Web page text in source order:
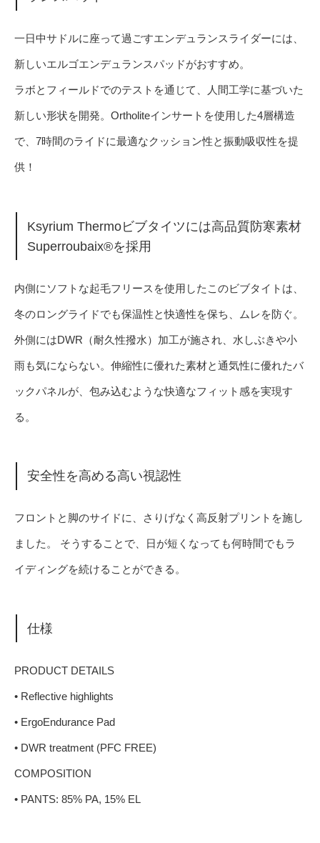
一日中サドルに座って過ごすエンデュランスライダーには、
新しいエルゴエンデュランスパッドがおすすめ。
ラボとフィールドでのテストを通じて、人間工学に基づいた
新しい形状を開発。Ortholiteインサートを使用した4層構造
で、7時間のライドに最適なクッション性と振動吸収性を提
供！
Ksyrium Thermoビブタイツには高品質防寒素材
Superroubaix®を採用
内側にソフトな起毛フリースを使用したこのビブタイトは、
冬のロングライドでも保温性と快適性を保ち、ムレを防ぐ。
外側にはDWR（耐久性撥水）加工が施され、水しぶきや小
雨も気にならない。伸縮性に優れた素材と通気性に優れたバ
ックパネルが、包み込むような快適なフィット感を実現す
る。
安全性を高める高い視認性
フロントと脚のサイドに、さりげなく高反射プリントを施し
ました。 そうすることで、日が短くなっても何時間でもラ
イディングを続けることができる。
仕様
PRODUCT DETAILS
• Reflective highlights
• ErgoEndurance Pad
• DWR treatment (PFC FREE)
COMPOSITION
• PANTS: 85% PA, 15% EL